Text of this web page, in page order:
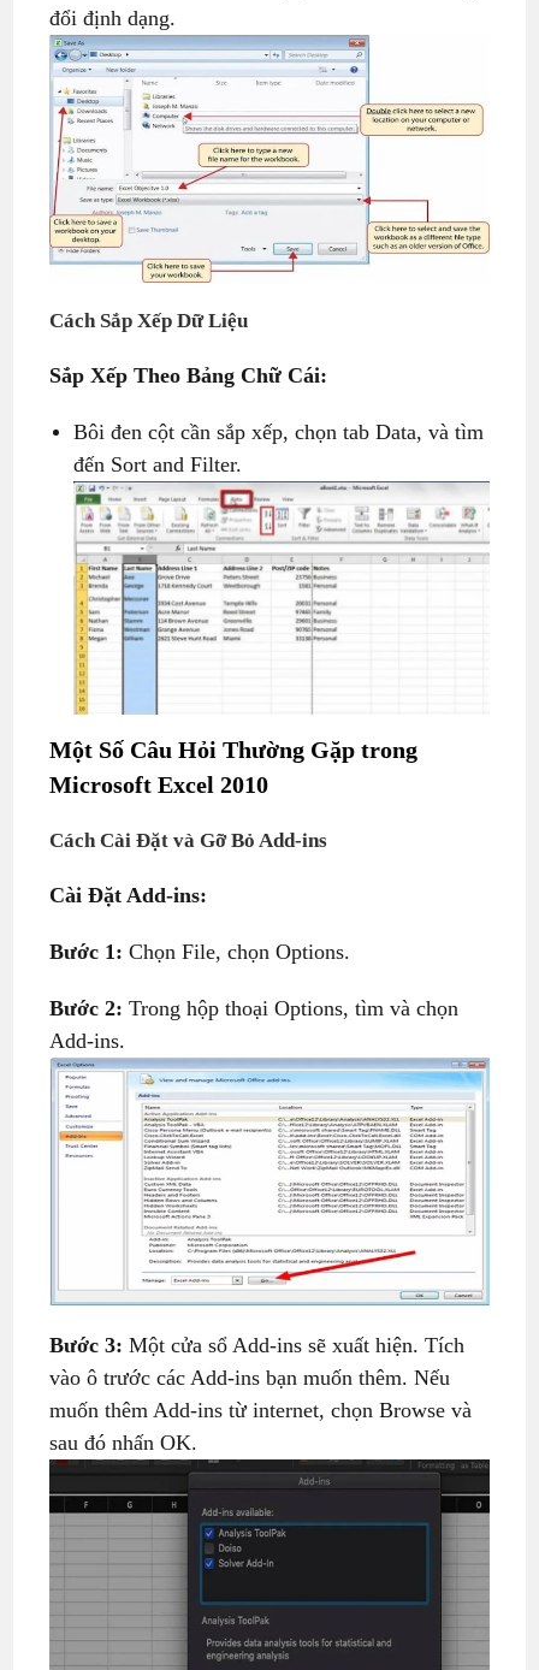
đổi định dạng.
Cách Sắp Xếp Dữ Liệu
Sắp Xếp Theo Bảng Chữ Cái:
Bôi đen cột cần sắp xếp, chọn tab Data, và tìm
đến Sort and Filter.
Một Số Câu Hỏi Thường Gặptrong
Microsoft Excel 2010
Cách Cài Đặt và Gỡ Bỏ Add-ins
Cài Đặt Add-ins:
Bước 1: Chọn File, chọn Options.
Bước 2: Trong hộp thoại Options, tìm và chọn
Add-ins.
Bước 3: Một cửa sổ Add-ins sẽ xuất hiện. Tích
vào ô trước các Add-ins bạn muốn thêm. Nếu
muốn thêm Add-ins từ internet, chọn Browse và
sau đó nhấn OK.